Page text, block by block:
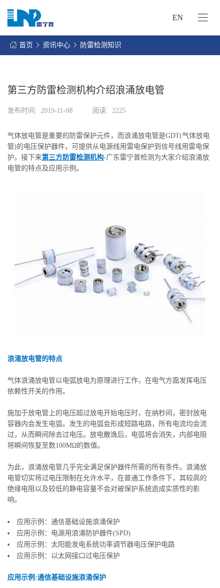
EN
首页 资讯中心 防雷检测知识
第三方防雷检测机构介绍浪涌放电管
发布时间: 2019-11-08 阅读: 2225
气体放电管是重要的防雷保护元件，而浪涌放电管是GDT(气体放电
管)的电压保护器件，可提供从电源线用雷电保护到信号线用雷电保
护。接下来第三方防雷检测机构-广东雷宁普检测为大家介绍浪涌放
电管的特点及应用示例。
浪涌放电管的特点
气体浪涌放电管以电弧放电为原理进行工作，在电气方面发挥电压
依赖性开关的作用。
施加于放电管上的电压超过放电开始电压时，在纳秒间，密封放电
容器内会发生电弧。发生的电弧会形成短路电路，所有电流均会流
过，从而瞬间除去过电压。放电散逸后，电弧将会消失，内部电阻
将瞬间恢复至数100MΩ的数值。
为此，浪涌放电管几乎完全满足保护器件所需的所有条件。浪涌放
电管切实将过电压限制在允许水平，在普通工作条件下，其较高的
绝缘电阻以及较低的静电容量不会对被保护系统造成实质性的影
响。
▪ 应用示例：通信基础设施浪涌保护
▪ 应用示例：电源用浪涌防护器件(SPD)
▪ 应用示例：太阳能发电系统功率调节器电压保护电路
▪ 应用示例：以太网接口过电压保护
应用示例:通信基础设施浪涌保护
网
的
务
服
务